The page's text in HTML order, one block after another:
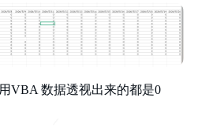
VBA 数据透视出来的都是0